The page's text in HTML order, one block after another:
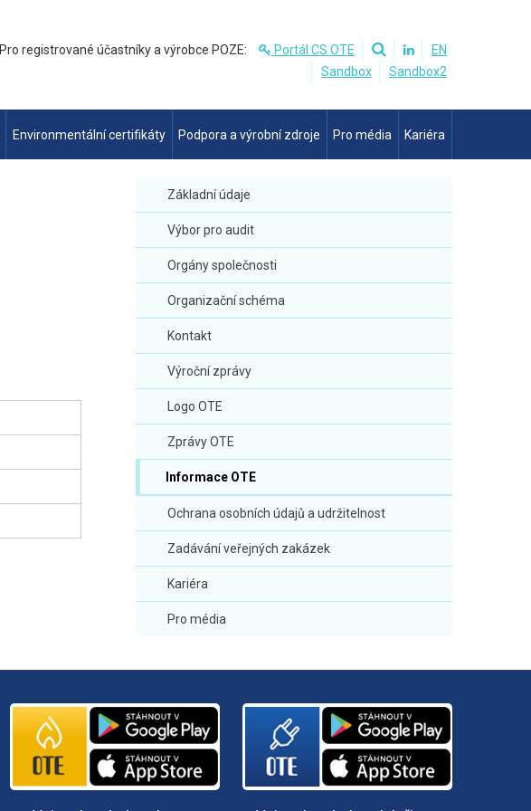
Pro registrované účastníky a výrobce POZE: Portál CS OTE
EN
Sandbox
Sandbox2
Environmentální certifikáty Podpora a výrobní zdroje Pro média Kariéra
Základní údaje
Výbor pro audit
Orgány společnosti
Organizační schéma
Kontakt
Výroční zprávy
Logo OTE
Zprávy OTE
Informace OTE
Ochrana osobních údajů a udržitelnost
Zadávání veřejných zakázek
Kariéra
Pro média